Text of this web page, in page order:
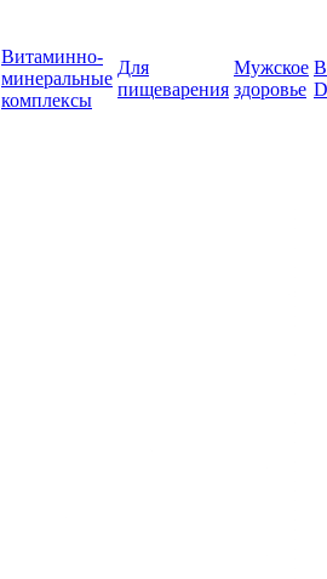
Витаминно-
минеральные
комплексы
Для
пищеварения
Мужское
здоровье